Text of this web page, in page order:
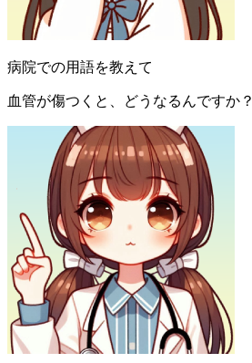
病院での用語を教えて
血管が傷つくと、どうなるんですか？